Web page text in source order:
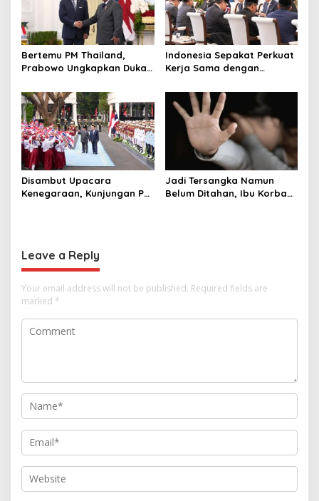
Bertemu PM Thailand,
Prabowo Ungkapkan Duka
Selamat Ulang Tahun ke
Raja Thailand
Indonesia Sepakat Perkuat
Kerja Sama dengan
hingga Ekonomi Digital
Disambut Upacara
Kenegaraan, Kunjungan PM
Jadi Tersangka Namun
Belum Ditahan, Ibu Korban
Leave a Reply
Your email address will not be published. Required fields are
marked *